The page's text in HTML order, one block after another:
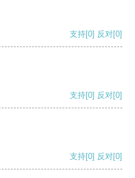
支持[0] 反对[0]
支持[0] 反对[0]
支持[0] 反对[0]